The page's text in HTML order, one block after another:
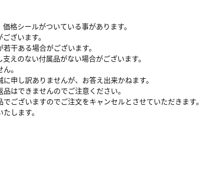
格シールがついている事があります。
ざいます。
干ある場合がございます。
えのない付属品がない場合がございます。
。
申し訳ありませんが、お答え出来かねます。
はできませんのでご注意ください。
ございますのでご注文をキャンセルとさせていただきます。
します。